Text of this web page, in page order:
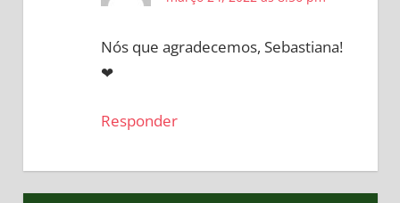
Nós que agradecemos, Sebastiana!
❤
Responder